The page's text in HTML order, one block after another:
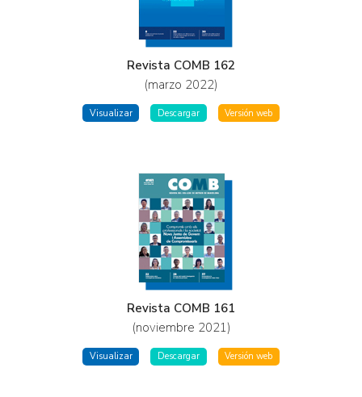
Revista COMB 162
(marzo 2022)
Visualizar Descargar Versión web
Revista COMB 161
(noviembre 2021)
Visualizar Descargar Versión web